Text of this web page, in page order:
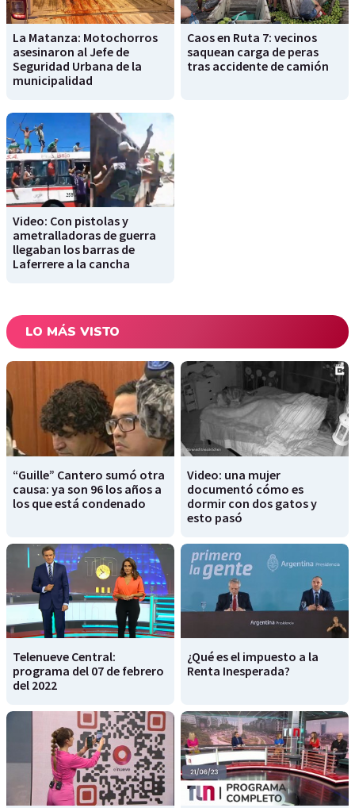
La Matanza: Motochorros
asesinaron al Jefe de
Seguridad Urbana de la
municipalidad
Caos en Ruta 7: vecinos
saquean carga de peras
tras accidente de camión
Video: Con pistolas y
ametralladoras de guerra
llegaban los barras de
Laferrere a la cancha
LO MÁS VISTO
“Guille” Cantero sumó otra
causa: ya son 96 los años a
los que está condenado
Video: una mujer
documentó cómo es
dormir con dos gatos y
esto pasó
Telenueve Central:
programa del 07 de febrero
del 2022
¿Qué es el impuesto a la
Renta Inesperada?